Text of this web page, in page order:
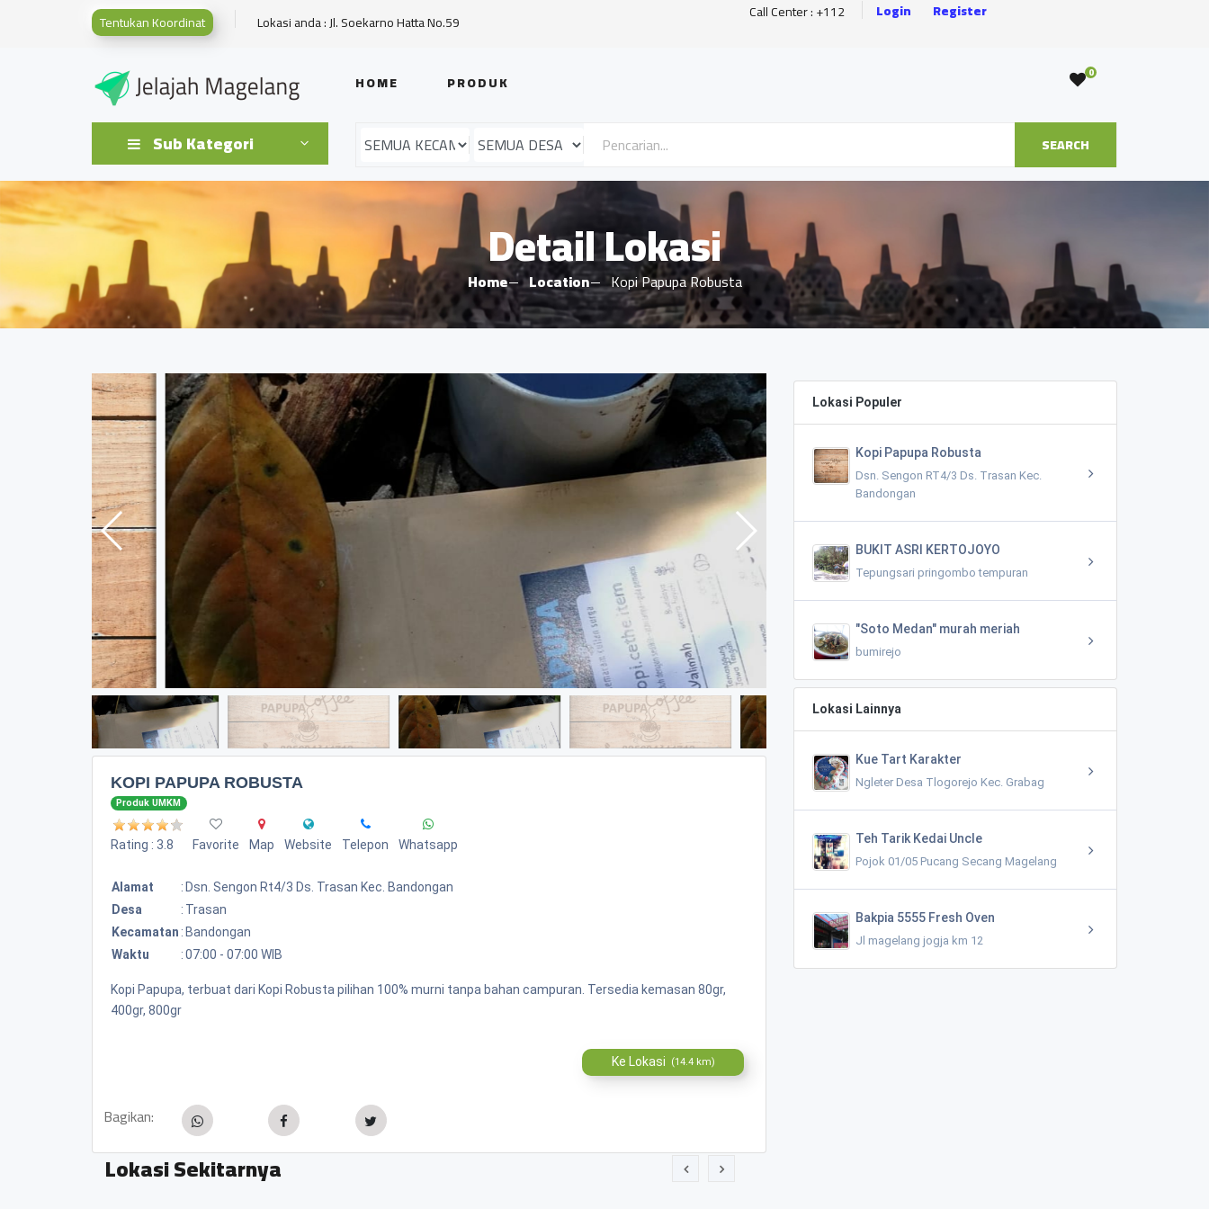
Tentukan Koordinat Lokasi anda : Jl. Soekarno Hatta No.59 Call Center : +112 Login Register
HOME PRODUK 0
Sub Kategori SEARCH
Detail Lokasi
Home Location Kopi Papupa Robusta
KOPI PAPUPA ROBUSTA
Produk UMKM
Rating : 3.8 Favorite Map Website Telepon Whatsapp
Alamat : Dsn. Sengon Rt4/3 Ds. Trasan Kec. Bandongan
Desa
: Trasan
Kecamatan : Bandongan
Waktu
:07:00 - 07:00 WIB
Kopi Papupa, terbuat dari Kopi Robusta pilihan 100% murni tanpa bahan campuran. Tersedia kemasan 80gr,
400gr, 800gr
Ke Lokasi (14.4 km)
Bagikan:
Lokasi Sekitarnya
Lokasi Populer
Kopi Papupa Robusta
Dsn. Sengon RT4/3 Ds. Trasan Kec.
Bandongan
BUKIT ASRI KERTOJOYO
Tepungsari pringombo tempuran
"Soto Medan" murah meriah
bumirejo
Lokasi Lainnya
Kue Tart Karakter
Ngleter Desa Tlogorejo Kec. Grabag
Teh Tarik Kedai Uncle
Pojok 01/05 Pucang Secang Magelang
Bakpia 5555 Fresh Oven
Jl magelang jogja km 12